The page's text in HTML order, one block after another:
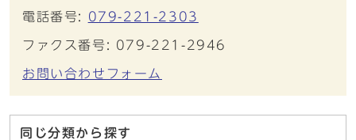
電話番号: 079-221-2303
ファクス番号: 079-221-2946
お問い合わせフォーム
同じ分類から探す